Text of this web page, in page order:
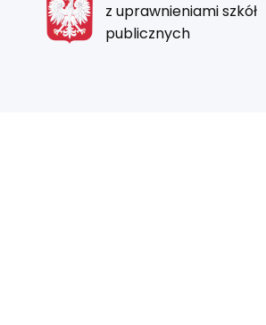
z uprawnieniami szkół
publicznych